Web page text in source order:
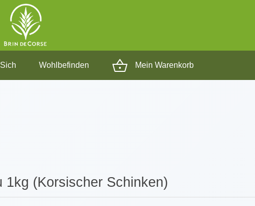
Wohlbefinden Mein Warenkorb
1kg (Korsischer Schinken)